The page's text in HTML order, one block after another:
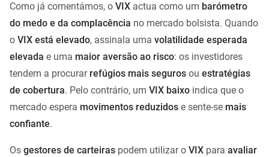
Como já comentámos, o VIX actua como um barómetro
do medo e da complacência no mercado bolsista. Quando
o VIX está elevado, assinala uma volatilidade esperada
elevada e uma maior aversão ao risco: os investidores
tendem a procurar refúgios mais seguros ou estratégias
de cobertura. Pelo contrário, um VIX baixo indica que o
mercado espera movimentos reduzidos e sente-se mais
confiante.
Os gestores de carteiras podem utilizar o VIX para avaliar